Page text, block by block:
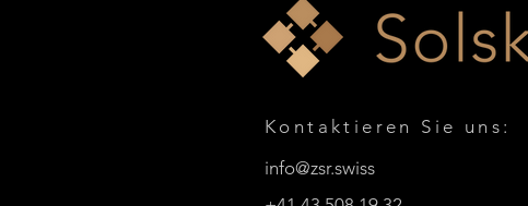
Kontaktieren Sie uns:
info@zsr.swiss